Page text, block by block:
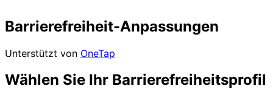
Barrierefreiheit-Anpassungen
Unterstützt von OneTap
Wählen Sie Ihr Barrierefreiheitsprofil